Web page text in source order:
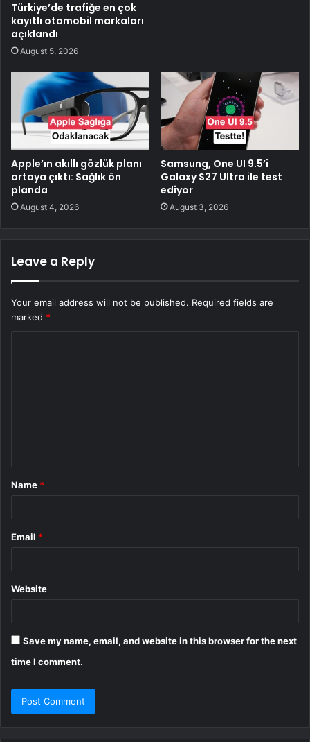
Türkiye’de trafiğe en çok
kayıtlı otomobil markaları
açıklandı
August 5, 2026
Apple’ın akıllı gözlük planı
ortaya çıktı: Sağlık ön
planda
August 4, 2026
Samsung, One UI 9.5’i
Galaxy S27 Ultra ile test
ediyor
August 3, 2026
Leave a Reply
Your email address will not be published. Required fields are
marked *
*
Name *
Email *
Website
Save my name, email, and website in this browser for the next
time I comment.